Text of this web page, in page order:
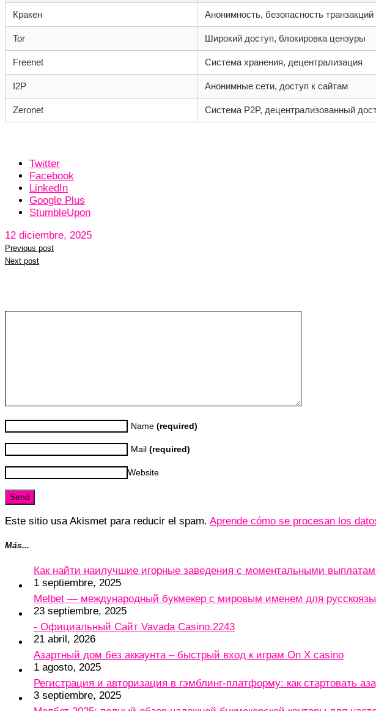
Кракен Анонимность, безопасность транзакций
Tor Широкий доступ, блокировка цензуры
Freenet Система хранения, децентрализация
I2P Анонимные сети, доступ к сайтам
Zeronet Система P2P, децентрализованный
Twitter
Facebook
LinkedIn
Google Plus
StumbleUpon
12 diciembre, 2025
Previous post
Next post
Name (required)
Mail (required)
Website
Este sitio usa Akismet para reducir el spam. Aprende cómo se procesan los
Más...
Как найти наилучшие игорные заведения с моментальными
1 septiembre, 2025
Melbet — международный букмекер с мировым именем для
23 septiembre, 2025
- Официальный Сайт Vavada Casino.2243
21 abril, 2026
Азартный дом без аккаунта – быстрый вход к играм On X casino
1 agosto, 2025
Регистрация и авторизация в гэмблинг-платформу: как стартовать
3 septiembre, 2025